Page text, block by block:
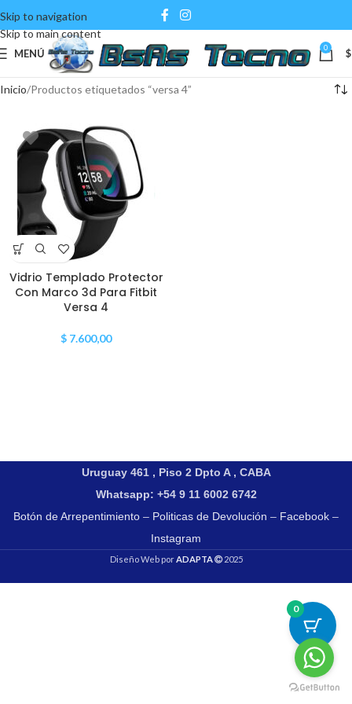
Skip to navigation
Skip to main content
MENÚ 0 $
Inicio Productos etiquetados “versa 4”
Vidrio Templado Protector
Con Marco 3d Para Fitbit
Versa 4
$ 7.600,00
Uruguay 461 , Piso 2 Dpto A , CABA
Whatsapp: +54 9 11 6002 6742
Botón de Arrepentimiento – Politicas de Devolución – Facebook –
Instagram
Diseño Web porADAPTA 2025
0